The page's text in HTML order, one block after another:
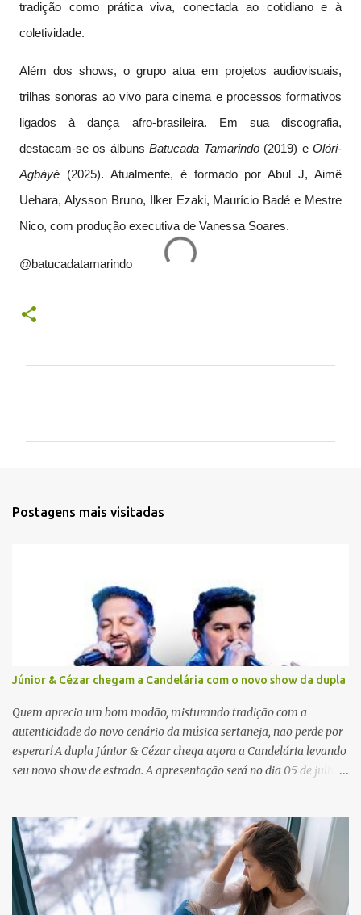
tradição como prática viva, conectada ao cotidiano e à
coletividade.
Além dos shows, o grupo atua em projetos audiovisuais,
trilhas sonoras ao vivo para cinema e processos formativos
ligados à dança afro-brasileira. Em sua discografia,
destacam-se os álbunsBatucada Tamarindo(2019) eOlóri-
Agbáyé (2025). Atualmente, é formado por Abul J, Aimê
Uehara, Alysson Bruno, Ilker Ezaki, Maurício Badé e Mestre
Nico, com produção executiva de Vanessa Soares.
@batucadatamarindo
Postagens mais visitadas
Júnior & Cézar chegam a Candelária com o novo show da dupla
Quem aprecia um bom modão, misturando tradição com a
autenticidade do novo cenário da música sertaneja, não perde por
esperar! A dupla Júnior & Cézar chega agora a Candelária levando
seu novo show de estrada. A apresentação será no dia 05 de julho
barriga diferente. O projeto ‘Simplesmente’ ainda nem foi lançado
por completo e já ver o público cantando com a gente, show após
show, é algo surreal. Muita gente que nos acompanha, desde os
tempos de ‘Clone’ e ‘Golzinho Quadrado’ e, poder seguir juntos
agora, nessa caminhada com ‘Fraquinho de Aparência’, é